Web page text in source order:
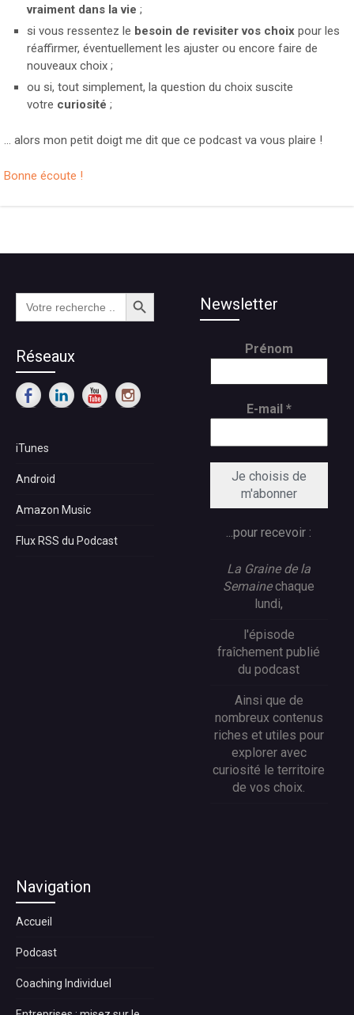
vraiment dans la vie ;
si vous ressentez le besoin de revisiter vos choixpour les
réaffirmer, éventuellement les ajuster ou encore faire de
nouveaux choix ;
ou si, tout simplement, la question du choix suscite
votre curiosité ;
… alors mon petit doigt me dit que ce podcast va vous plaire !
Bonne écoute !
Search
for:
Search Button
Réseaux
iTunes
Android
Amazon Music
Flux RSS du Podcast
Newsletter
Prénom
E-mail *
...pour recevoir :
La Graine de la
Semainechaque
lundi,
l'épisode
fraîchement publié
du podcast
Ainsi que de
nombreux contenus
riches et utiles pour
explorer avec
curiosité le territoire
de vos choix.
Navigation
Accueil
Podcast
Coaching Individuel